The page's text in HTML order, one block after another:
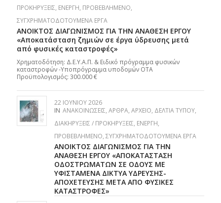
ΠΡΟΚΗΡΎΞΕΙΣ, ΕΝΕΡΓΉ, ΠΡΟΒΕΒΛΗΜΈΝΟ,
ΣΥΓΧΡΗΜΑΤΟΔΟΤΟΎΜΕΝΑ ΈΡΓΑ
ΑΝΟΙΚΤΟΣ ΔΙΑΓΩΝΙΣΜΟΣ ΓΙΑ ΤΗΝ ΑΝΑΘΕΣΗ ΕΡΓΟΥ
«Αποκατάσταση ζημιών σε έργα ύδρευσης μετά
από φυσικές καταστροφές»
Χρηματοδότηση: Δ.Ε.Υ.Α.Π. & Ειδικό πρόγραμμα φυσικών
καταστροφών -Υποπρόγραμμα υποδομών ΟΤΑ
Προϋπολογισμός: 300.000 €
22 ΙΟΥΝΊΟΥ 2026
IN ΑΝΑΚΟΙΝΏΣΕΙΣ, ΆΡΘΡΑ, ΑΡΧΕΊΟ, ΔΕΛΤΊΑ ΤΎΠΟΥ,
ΔΙΑΚΗΡΎΞΕΙΣ / ΠΡΟΚΗΡΎΞΕΙΣ, ΕΝΕΡΓΉ,
ΠΡΟΒΕΒΛΗΜΈΝΟ, ΣΥΓΧΡΗΜΑΤΟΔΟΤΟΎΜΕΝΑ ΈΡΓΑ
ΑΝΟΙΚΤΟΣ ΔΙΑΓΩΝΙΣΜΟΣ ΓΙΑ ΤΗΝ
ΑΝΑΘΕΣΗ ΕΡΓΟΥ «ΑΠΟΚΑΤΑΣΤΑΣΗ
ΟΔΟΣΤΡΩΜΑΤΩΝ ΣΕ ΟΔΟΥΣ ΜΕ
ΥΦΙΣΤΑΜΕΝΑ ΔΙΚΤΥΑ ΥΔΡΕΥΣΗΣ-
ΑΠΟΧΕΤΕΥΣΗΣ ΜΕΤΑ ΑΠΟ ΦΥΣΙΚΕΣ
ΚΑΤΑΣΤΡΟΦΕΣ»